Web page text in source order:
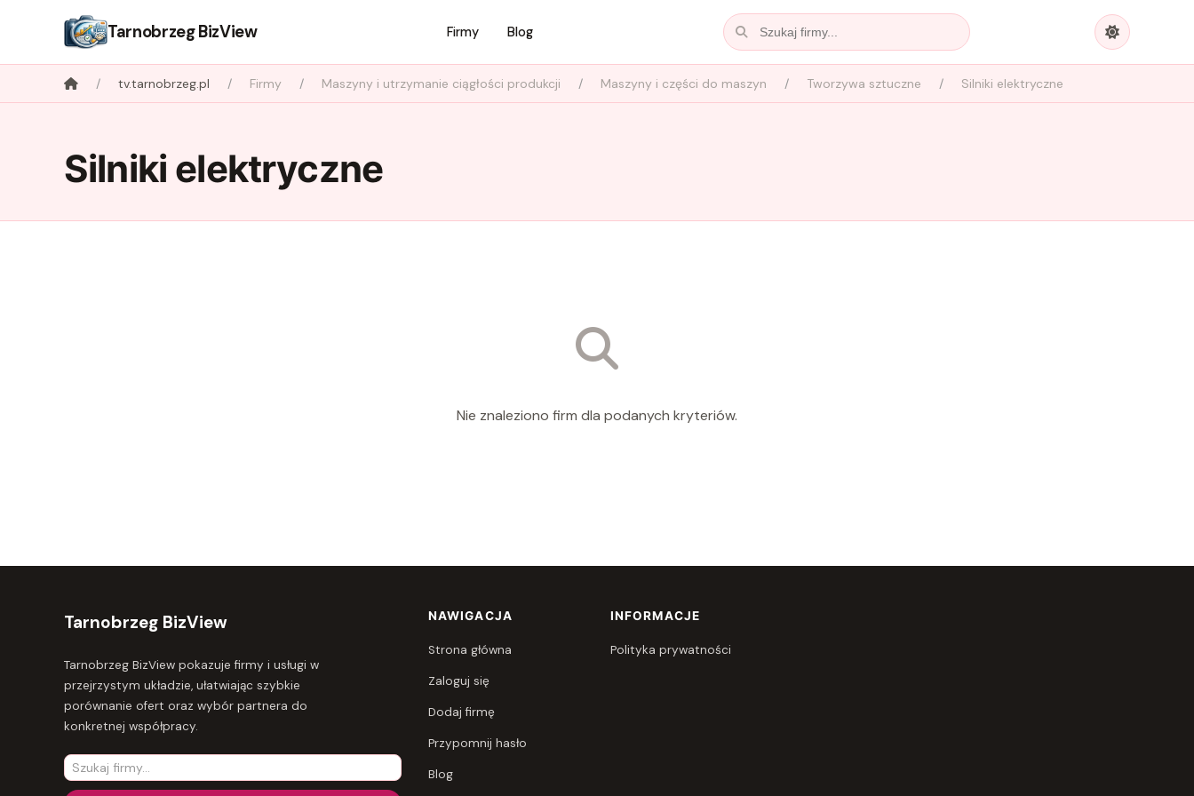
Tarnobrzeg BizView Firmy Blog
tv.tarnobrzeg.pl Firmy Maszyny i utrzymanie ciągłości produkcji Maszyny i części do maszyn Tworzywa sztuczne Silniki elektryczne
Silniki elektryczne
Nie znaleziono firm dla podanych kryteriów.
Tarnobrzeg BizView
Tarnobrzeg BizView pokazuje firmy i usługi w
przejrzystym układzie, ułatwiając szybkie
porównanie ofert oraz wybór partnera do
konkretnej współpracy.
NAWIGACJA
Strona główna
Zaloguj się
Dodaj firmę
Przypomnij hasło
Blog
INFORMACJE
Polityka prywatności